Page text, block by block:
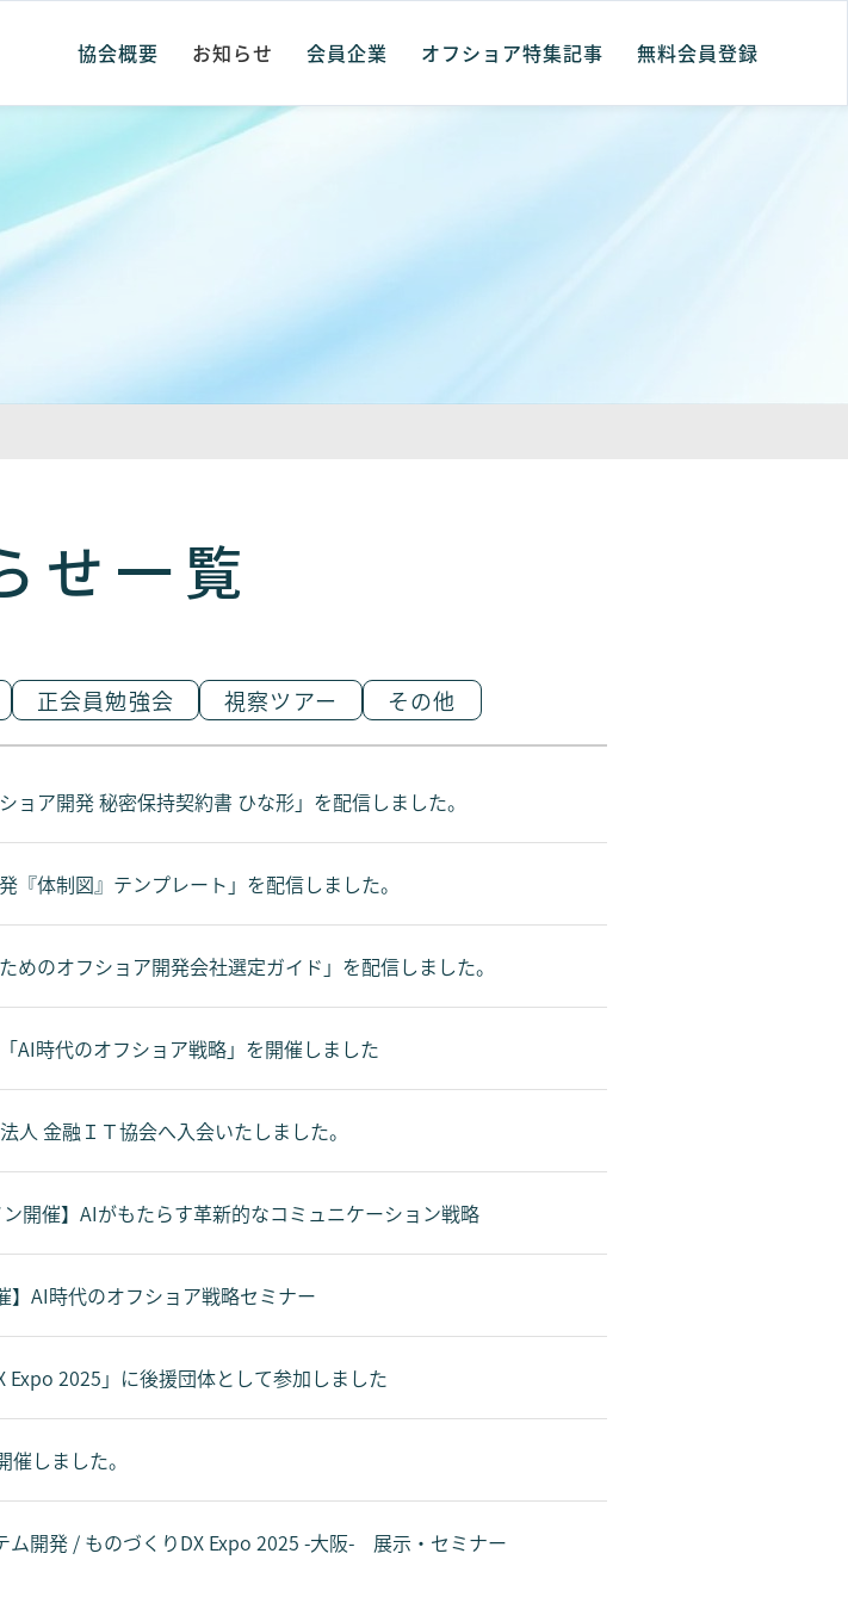
協会概要 お知らせ 会員企業 オフショア特集記事 無料会員登録
せ一覧
正会員勉強会 視察ツアー その他
ョア開発 秘密保持契約書 ひな形」を配信しました。
『体制図』テンプレート」を配信しました。
めのオフショア開発会社選定ガイド」を配信しました。
AI時代のオフショア戦略」を開催しました
人 金融ＩＴ協会へ入会いたしました。
開催】AIがもたらす革新的なコミュニケーション戦略
AI時代のオフショア戦略セミナー
2025」に後援団体として参加しました
しました。
ム開発 / ものづくりDX Expo 2025 -大阪- 展示・セミナー